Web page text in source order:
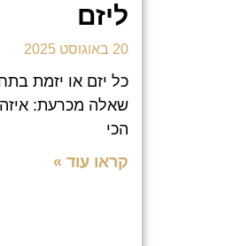
ליזם
20 באוגוסט 2025
כל יזם או יזמת
שאלה מכרעת:
הכי
קראו עוד »